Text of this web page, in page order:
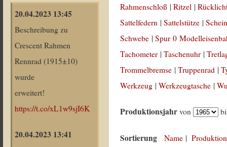
20.04.2023 13:45
Beschreibung zu
Crescent Rahmen
Rennrad (1915±10)
wurde
erweitert!
https://t.co/xL1w9sjI6K
20.04.2023 13:41
Rahmenschloß |Ritzel |
Sattelfedern |Sattelstütze |
Schwebe |Spur 0
Tachometer |Taschenuhr |
Trommelbremse |Truppenrad |
Werkzeug |Werkzeugtasche |
Produktionsjahr von
Sortierung Name |